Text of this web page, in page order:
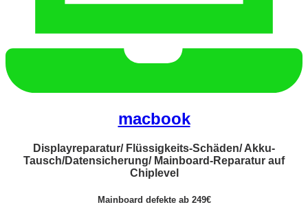
macbook
Displayreparatur/ Flüssigkeits-Schäden/ Akku-
Tausch/Datensicherung/ Mainboard-Reparatur auf
Chiplevel
Mainboard defekte ab 249€